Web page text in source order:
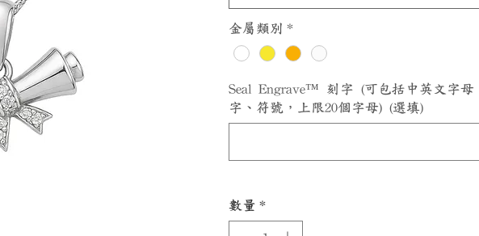
金屬類別 *
Seal Engrave™ 刻字 (可包括中英文字母
字、符號，上限20個字母) (選填)
數量 *